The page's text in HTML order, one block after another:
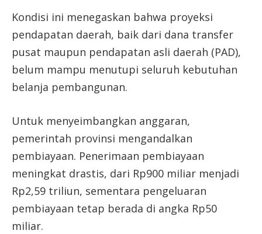
Kondisi ini menegaskan bahwa proyeksi
pendapatan daerah, baik dari dana transfer
pusat maupun pendapatan asli daerah (PAD),
belum mampu menutupi seluruh kebutuhan
belanja pembangunan.
Untuk menyeimbangkan anggaran,
pemerintah provinsi mengandalkan
pembiayaan. Penerimaan pembiayaan
meningkat drastis, dari Rp900 miliar menjadi
Rp2,59 triliun, sementara pengeluaran
pembiayaan tetap berada di angka Rp50
miliar.